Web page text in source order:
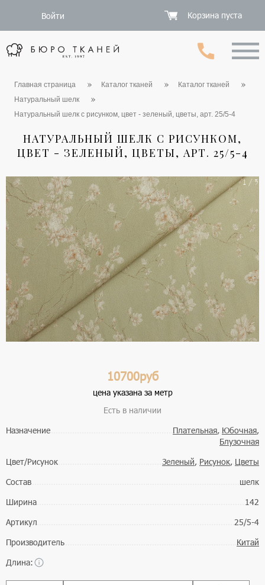
Войти Корзина пуста
Главная страница Каталог тканей
Каталог тканей
Натуральный шелк
Натуральный шелк с рисунком, цвет - зеленый, цветы, арт. 25/5-4
НАТУРАЛЬНЫЙ ШЕЛК С РИСУНКОМ,
ЦВЕТ - ЗЕЛЕНЫЙ, ЦВЕТЫ, АРТ. 25/5-4
1 / 5
10700руб
цена указана за метр
Есть в наличии
Назначение
Плательная, Юбочная,
Блузочная
Цвет/Рисунок
Зеленый, Рисунок, Цветы
Состав
шелк
Ширина
142
Артикул
25/5-4
Производитель
Китай
Длина: